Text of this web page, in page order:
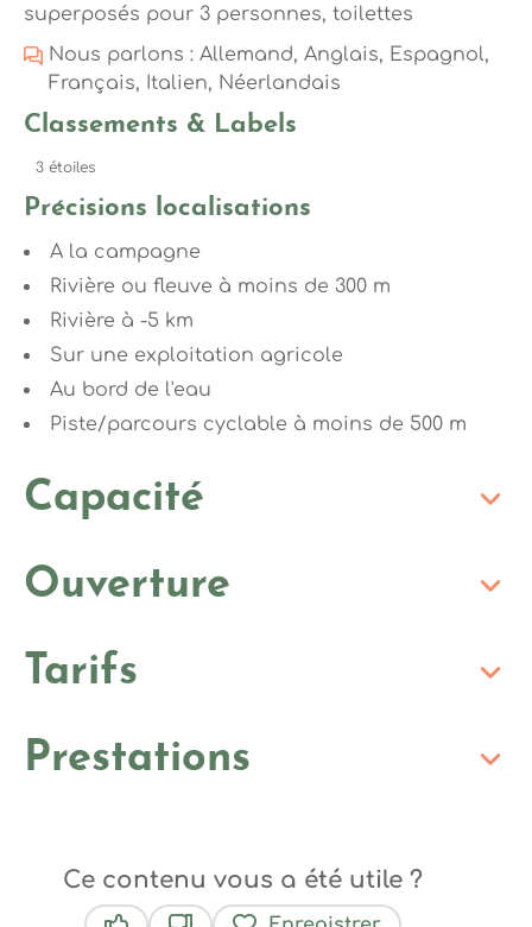
superposés pour 3 personnes, toilettes
Nous parlons : Allemand, Anglais, Espagnol,
Français, Italien, Néerlandais
Classements & Labels
3 étoiles
Précisions localisations
A la campagne
Rivière ou fleuve à moins de 300 m
Rivière à -5 km
Sur une exploitation agricole
Au bord de l'eau
Piste/parcours cyclable à moins de 500 m
Capacité
Ouverture
Tarifs
Prestations
Ce contenu vous a été utile ?